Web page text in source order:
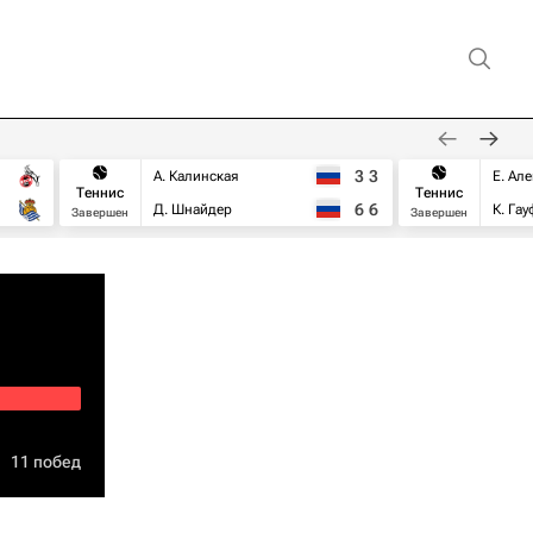
Теннис
Завершен
А. Калинская
Д. Шнайдер
3 3
6 6
Теннис
Завершен
Е.
К.
11 побед